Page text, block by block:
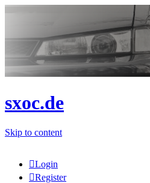
sxoc.de
Skip to content
Login
Register